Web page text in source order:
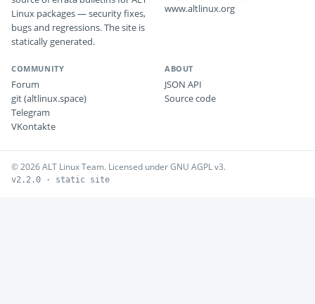
Linux packages — security fixes,
bugs and regressions. The site is
statically generated.
www.altlinux.org
COMMUNITY
Forum
git (altlinux.space)
Telegram
VKontakte
ABOUT
JSON API
Source code
© 2026 ALT Linux Team. Licensed under GNU AGPL v3.
v2.2.0 · static site